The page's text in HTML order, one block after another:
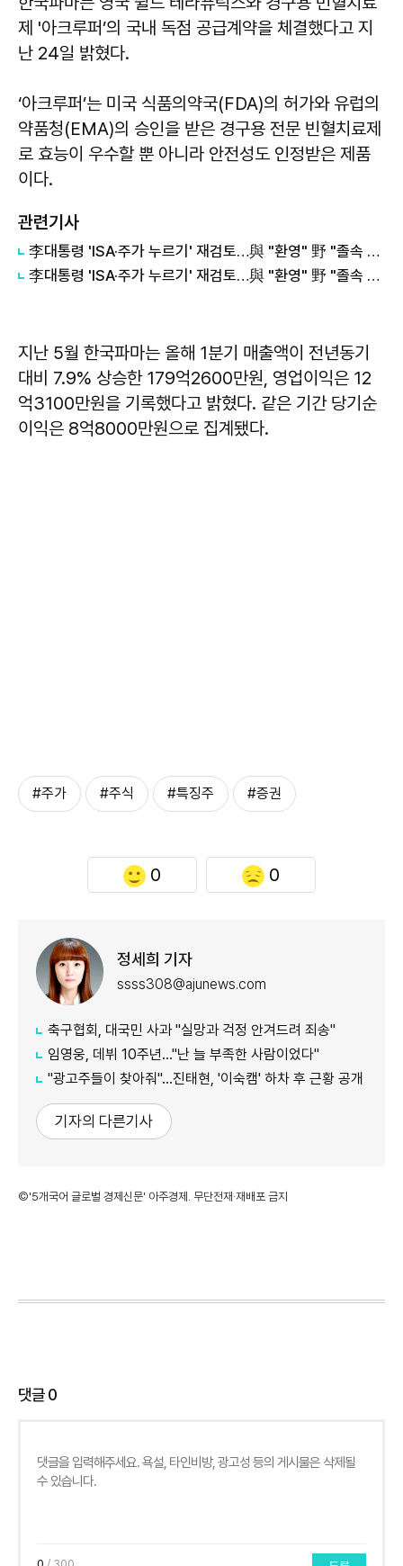
제 '아크루퍼’의 국내 독점 공급계약을 체결했다고 지
난 24일 밝혔다.
‘아크루퍼’는 미국 식품의약국(FDA)의 허가와 유럽의
약품청(EMA)의 승인을 받은 경구용 전문 빈혈치료제
로 효능이 우수할 뿐 아니라 안전성도 인정받은 제품
이다.
관련기사
李대통령 'ISA·주가 누르기' 재검토…與 "환영" 野 "졸속 국정" 外
李대통령 'ISA·주가 누르기' 재검토…與 "환영" 野 "졸속 국정"
지난 5월 한국파마는 올해 1분기 매출액이 전년동기
대비 7.9% 상승한 179억2600만원, 영업이익은 12
억3100만원을 기록했다고 밝혔다. 같은 기간 당기순
이익은 8억8000만원으로 집계됐다.
#주가 #주식 #특징주 #증권
0 0
정세희 기자
ssss308@ajunews.com
축구협회, 대국민 사과 "실망과 걱정 안겨드려 죄송"
임영웅, 데뷔 10주년…"난 늘 부족한 사람이었다"
"광고주들이 찾아줘"…진태현, '이숙캠' 하차 후 근황 공개
기자의 다른기사
©'5개국어 글로벌 경제신문' 아주경제. 무단전재·재배포 금지
댓글0